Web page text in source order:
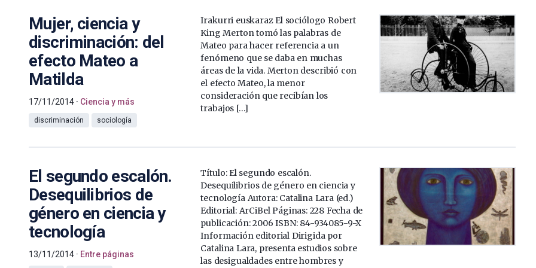
Mujer, ciencia y
discriminación: del
efecto Mateo a
Matilda
17/11/2014 Ciencia y más
discriminación sociología
Irakurri euskaraz El sociólogo Robert
King Merton tomó las palabras de
Mateo para hacer referencia a un
fenómeno que se daba en muchas
áreas de la vida. Merton describió con
el efecto Mateo, la menor
consideración que recibían los
trabajos […]
El segundo escalón.
Desequilibrios de
género en ciencia y
tecnología
13/11/2014 Entre páginas
Título: El segundo escalón.
Desequilibrios de género en ciencia y
tecnología Autora: Catalina Lara (ed.)
Editorial: ArCiBel Páginas: 228 Fecha de
publicación: 2006 ISBN: 84-934085-9-X
Información editorial Dirigida por
Catalina Lara, presenta estudios sobre
las desigualdades entre hombres y